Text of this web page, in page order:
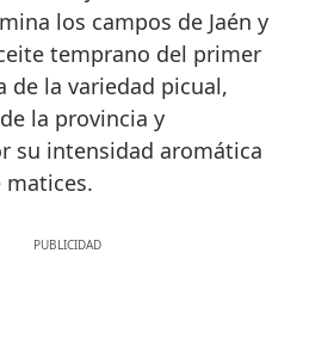
los campos de Jaén y
temprano del primer
de la variedad picual,
la provincia y
su intensidad aromática